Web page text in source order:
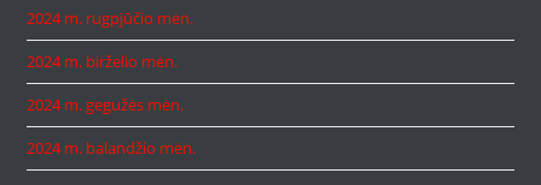
2024 m. rugpjūčio mėn.
2024 m. birželio mėn.
2024 m. gegužės mėn.
2024 m. balandžio mėn.